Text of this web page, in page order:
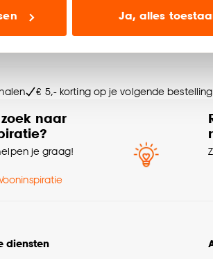
of klik op ‘weigeren’ om alleen de
bekijk hiervoor onze
Ja, alles
€ 5,- korting op je volgende bestelling
naar
je graag!
diensten